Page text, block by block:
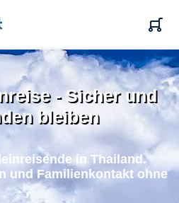
- Sicher und
bleiben
in Thailand.
und Familienkontakt ohne